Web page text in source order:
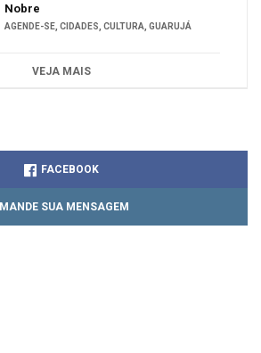
Nobre
AGENDE-SE, CIDADES, CULTURA, GUARUJÁ
VEJA MAIS
FACEBOOK
MANDE SUA MENSAGEM